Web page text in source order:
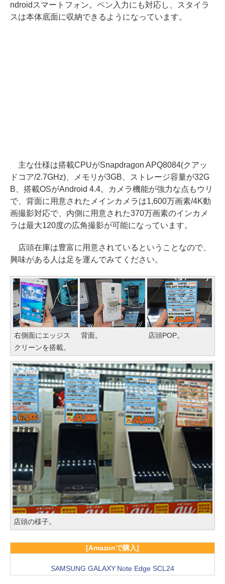
ndroidスマートフォン。ペン入力にも対応し、スタイラ
スは本体底面に収納できるようになっています。
主な仕様は搭載CPUがSnapdragon APQ8084(クアッ
ドコア/2.7GHz)、メモリが3GB、ストレージ容量が32G
B、搭載OSがAndroid 4.4。カメラ機能が強力な点もウリ
で、背面に用意されたメインカメラは1,600万画素/4K動
画撮影対応で、内側に用意された370万画素のインカメ
ラは最大120度の広角撮影が可能になっています。
店頭在庫は豊富に用意されているということなので、
興味がある人は足を運んでみてください。
右側面にエッジス
クリーンを搭載。
背面。 店頭POP。
店頭の様子。
[Amazonで購入]
SAMSUNG GALAXY Note Edge SCL24